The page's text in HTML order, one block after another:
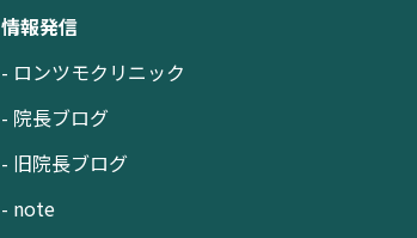
情報発信
- ロンツモクリニック
- 院長ブログ
- 旧院長ブログ
- note